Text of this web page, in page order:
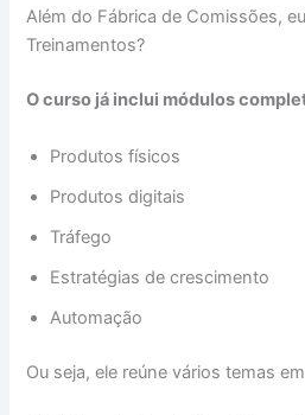
Além do Fábrica de Comissões,
Treinamentos?
O curso já inclui módulos
Produtos físicos
Produtos digitais
Tráfego
Estratégias de crescimento
Automação
Ou seja, ele reúne vários temas